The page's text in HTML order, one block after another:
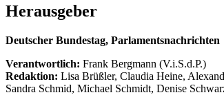
Herausgeber
Deutscher Bundestag, Parlamentsnachrichten
Verantwortlich: Frank Bergmann (V.i.S.d.P.)
Redaktion: Lisa Brüßler, Claudia Heine,
Sandra Schmid, Michael Schmidt, Denise